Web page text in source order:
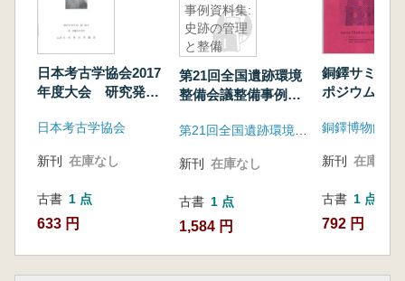
日本考古学協会2017
年度大会 研究発表
日本考古学協会
新刊 在庫なし
古書 1 点
633 円
事例資料集:
史跡の管理
と整備
第21回全国遺跡環境
整備会議整備事例資
備
第21回全国遺跡環境整備会議実行委員会(茨城県教育委員会・土浦市教育委員会)
新刊 在庫なし
古書 1 点
1,584 円
銅鐸サミッ
ポジウム
新刊 在庫なし
古書 1 点
792 円